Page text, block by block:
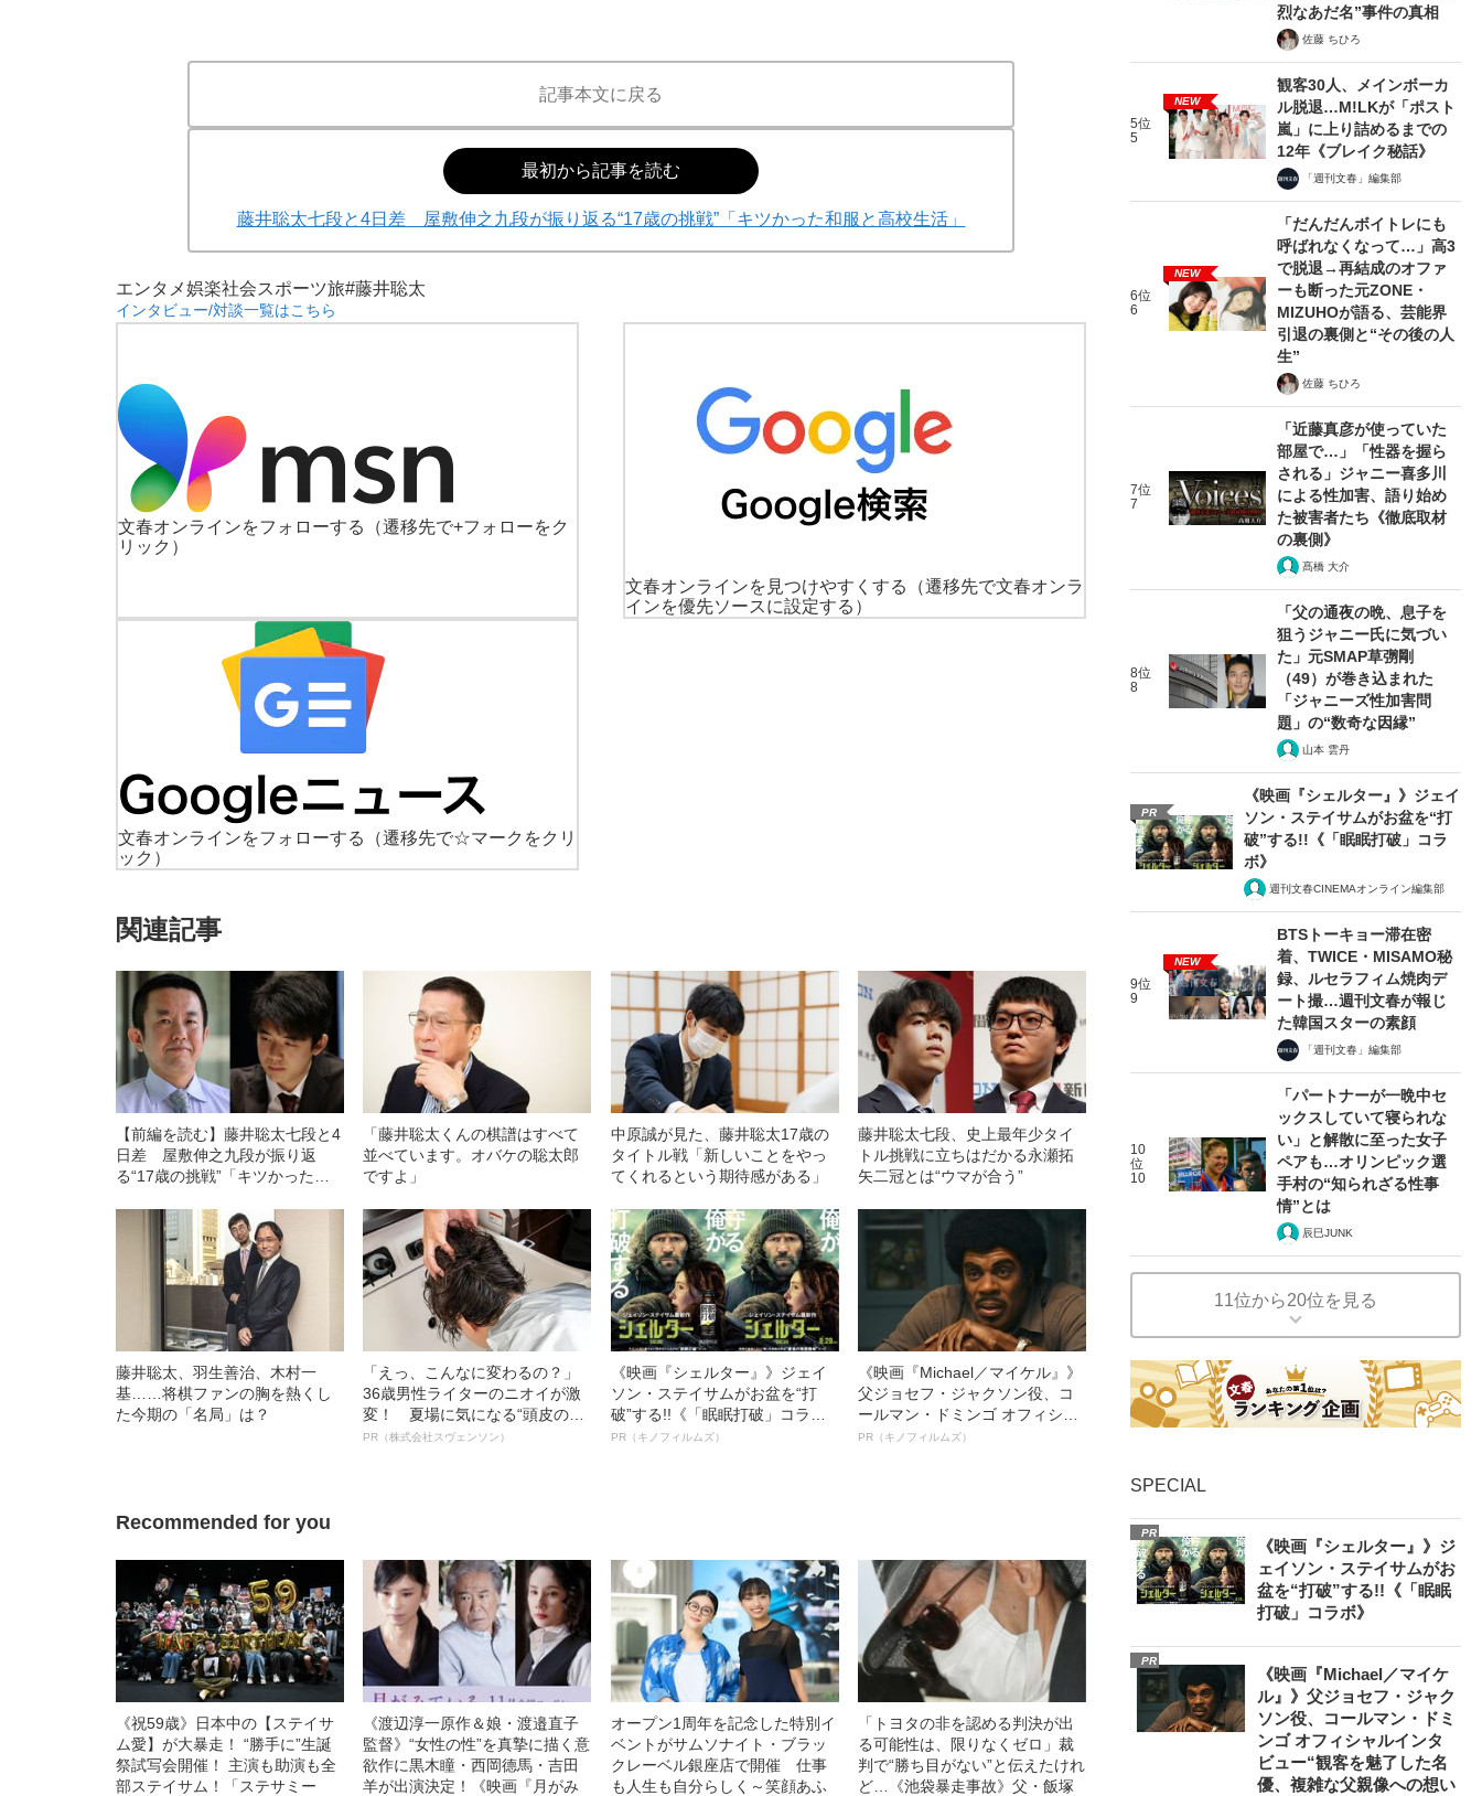
記事本文に戻る
最初から記事を読む
藤井聡太七段と4日差 屋敷伸之九段が振り返る“17歳の挑戦”「キツかった和服と高校生活」
エンタメ娯楽社会スポーツ旅#藤井聡太
インタビュー/対談一覧はこちら
文春オンラインをフォローする
（遷移先で+フォローをク
リック）
文春オンラインを見つけやすくする
（遷移先で文春オンラ
インを優先ソースに設定する）
文春オンラインをフォローする
（遷移先で☆マークをクリ
ック）
関連記事
【前編を読む】藤井聡太七段と4
日差 屋敷伸之九段が振り返
る“17歳の挑戦”「キツかった和
「藤井聡太くんの棋譜はすべて
並べています。オバケの聡太郎
ですよ」
中原誠が見た、藤井聡太17歳の
タイトル戦「新しいことをやっ
てくれるという期待感がある」
藤井聡太七段、史上最年少タイ
トル挑戦に立ちはだかる永瀬拓
矢二冠とは“ウマが合う”
藤井聡太、羽生善治、木村一
基……将棋ファンの胸を熱くし
た今期の「名局」は？
「えっ、こんなに変わるの？」
36歳男性ライターのニオイが激
変！ 夏場に気になる“頭皮のニ
オイ”や“ベタつき”を解消す
PR（株式会社スヴェンソン）
《映画『シェルター』》ジェイ
ソン・ステイサムがお盆を“打
破”する!!《「眠眠打破」コラ
ボ》
PR（キノフィルムズ）
《映画『Michael／マイケル』》
父ジョセフ・ジャクソン役、コ
ールマン・ドミンゴ オフィシャ
ルインタビュー“観客を魅了した
PR（キノフィルムズ）
Recommended for you
《祝59歳》日本中の【ステイサ
ム愛】が大暴走！ “勝手に”生誕
祭試写会開催！ 主演も助演も全
部ステイサム！「ステサミー
《渡辺淳一原作＆娘・渡邉直子
監督》“女性の性”を真摯に描く意
欲作に黒木瞳・西岡德馬・吉田
羊が出演決定！《映画『月がみ
オープン1周年を記念した特別イ
ベントがサムソナイト・ブラッ
クレーベル銀座店で開催 仕事
も人生も自分らしく～笑顔あふ
「トヨタの非を認める判決が出
る可能性は、限りなくゼロ」裁
判で“勝ち目がない”と伝えたけれ
ど…《池袋暴走事故》父・飯塚
烈なあだ名”事件の真相
佐藤 ちひろ
5位
5
NEW
観客30人、メインボーカ
ル脱退…M!LKが「ポスト
嵐」に上り詰めるまでの
12年《ブレイク秘話》
「週刊文春」編集部
6位
6
NEW
「だんだんボイトレにも
呼ばれなくなって…」高3
で脱退→再結成のオファ
ーも断った元ZONE・
MIZUHOが語る、芸能界
引退の裏側と“その後の人
生”
佐藤 ちひろ
7位
7
「近藤真彦が使っていた
部屋で…」「性器を握ら
される」ジャニー喜多川
による性加害、語り始め
た被害者たち《徹底取材
の裏側》
髙橋 大介
8位
8
「父の通夜の晩、息子を
狙うジャニー氏に気づい
た」元SMAP草彅剛
（49）が巻き込まれた
「ジャニーズ性加害問
題」の“数奇な因縁”
山本 雲丹
PR
《映画『シェルター』》ジェイ
ソン・ステイサムがお盆を“打
破”する!!《「眠眠打破」コラ
ボ》
週刊文春CINEMAオンライン編集部
9位
9
NEW
BTSトーキョー滞在密
着、TWICE・MISAMO秘
録、ルセラフィム焼肉デ
ート撮…週刊文春が報じ
た韓国スターの素顔
「週刊文春」編集部
10
位
10
「パートナーが一晩中セ
ックスしていて寝られな
い」と解散に至った女子
ペアも…オリンピック選
手村の“知られざる性事
情”とは
辰巳JUNK
11位から20位を見る
SPECIAL
PR
《映画『シェルター』》ジ
ェイソン・ステイサムがお
盆を“打破”する!!《「眠眠
打破」コラボ》
PR
《映画『Michael／マイケ
ル』》父ジョセフ・ジャク
ソン役、コールマン・ドミ
ンゴ オフィシャルインタ
ビュー“観客を魅了した名
優、複雑な父親像への想い